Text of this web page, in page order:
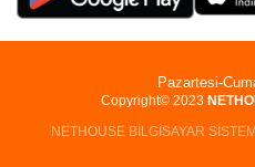
Copyright© 2023
NETHOUSE BİLGİSAYAR
Pazartesi-